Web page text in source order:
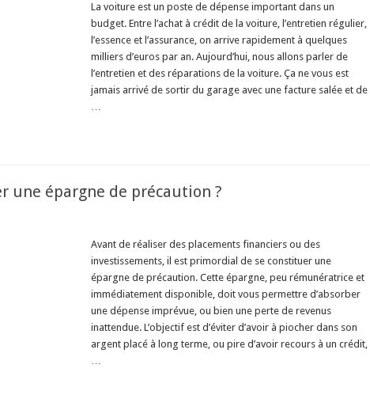
La voiture est un poste de dépense important dans un
budget. Entre l’achat à crédit de la voiture, l’entretien régulier,
l’essence et l’assurance, on arrive rapidement à quelques
milliers d’euros par an. Aujourd’hui, nous allons parler de
l’entretien et des réparations de la voiture. Ça ne vous est
jamais arrivé de sortir du garage avec une facture salée et de
…
une épargne de précaution ?
Avant de réaliser des placements financiers ou des
investissements, il est primordial de se constituer une
épargne de précaution. Cette épargne, peu rémunératrice et
immédiatement disponible, doit vous permettre d’absorber
une dépense imprévue, ou bien une perte de revenus
inattendue. L’objectif est d’éviter d’avoir à piocher dans son
argent placé à long terme, ou pire d’avoir recours à un crédit,
…